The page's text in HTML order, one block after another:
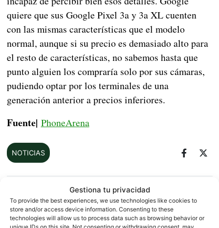
Gestiona tu privacidad
To provide the best experiences, we use technologies like cookies to
store and/or access device information. Consenting to these
technologies will allow us to process data such as browsing behavior or
quiere que sus Google Pixel 3a y 3a XL cuenten
con las mismas características que el modelo
normal, aunque si su precio es demasiado alto para
el resto de características, no sabemos hasta que
punto alguien los compraría solo por sus cámaras,
pudiendo optar por los terminales de una
generación anterior a precios inferiores.
Fuente| PhoneArena
NOTICIAS
Sobre este autor